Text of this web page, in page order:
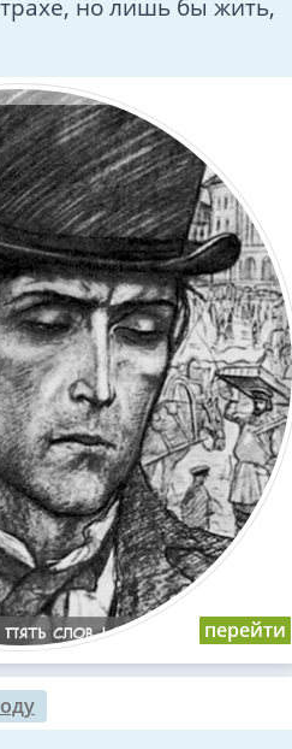
но лишь бы жить,